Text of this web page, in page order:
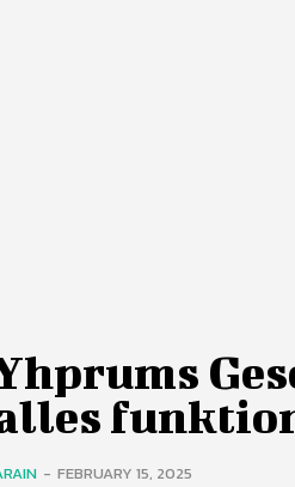
- FEBRUARY 15, 2025